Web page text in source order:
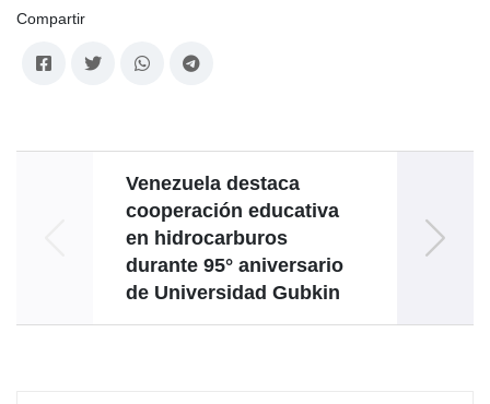
Compartir
Venezuela destaca
cooperación educativa
en hidrocarburos
durante 95° aniversario
de Universidad Gubkin